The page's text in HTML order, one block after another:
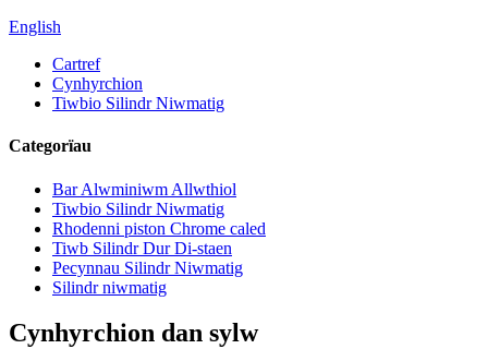
English
Cartref
Cynhyrchion
Tiwbio Silindr Niwmatig
Categorïau
Bar Alwminiwm Allwthiol
Tiwbio Silindr Niwmatig
Rhodenni piston Chrome caled
Tiwb Silindr Dur Di-staen
Pecynnau Silindr Niwmatig
Silindr niwmatig
Cynhyrchion dan sylw